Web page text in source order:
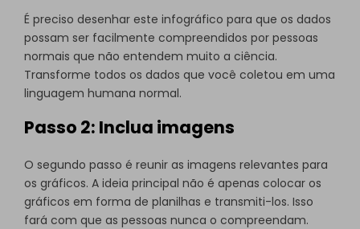
É preciso desenhar este infográfico para que os dados
possam ser facilmente compreendidos por pessoas
normais que não entendem muito a ciência.
Transforme todos os dados que você coletou em uma
linguagem humana normal.
Passo 2: Inclua imagens
O segundo passo é reunir as imagens relevantes para
os gráficos. A ideia principal não é apenas colocar os
gráficos em forma de planilhas e transmiti-los. Isso
fará com que as pessoas nunca o compreendam.